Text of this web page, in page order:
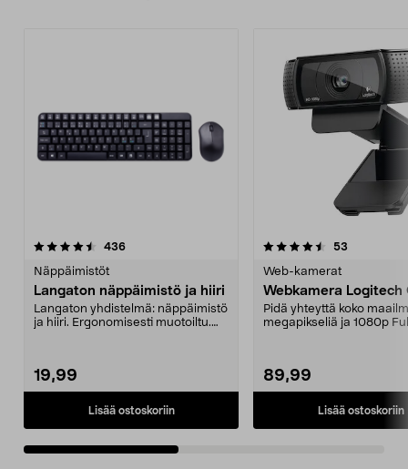
436arvostelut
Näppäimistöt
Langaton näppäimistö ja hiiri
Langaton yhdistelmä: näppäimistö
ja hiiri. Ergonomisesti muotoiltu.
19,99
Lisää ostoskoriin
4.5viidestä
53
Web-kamerat
Webkamera
Pidä yhteyttä koko
megapikseliä ja 1080p
89,99
Lisää ostoskoriin
4.5viidestä